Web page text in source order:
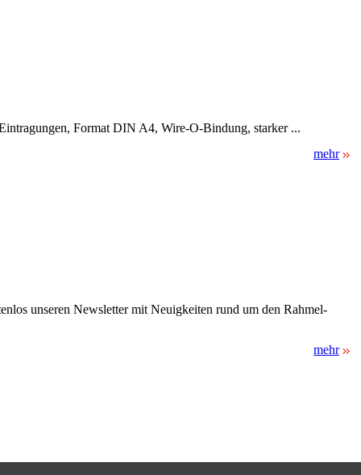
Format DIN A4, Wire-O-Bindung, starker ...
mehr
unseren Newsletter mit Neuigkeiten rund um den Rahmel-
mehr